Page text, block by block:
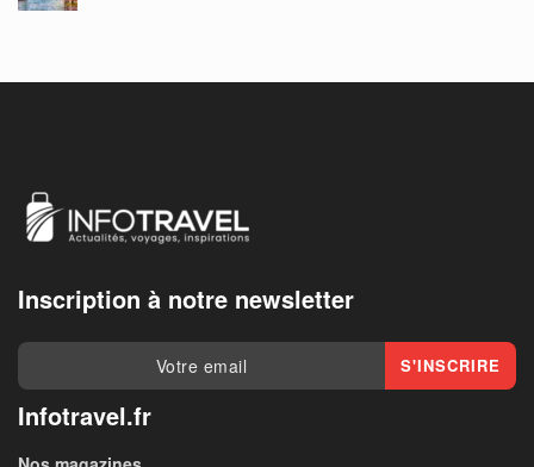
Inscription à notre newsletter
Infotravel.fr